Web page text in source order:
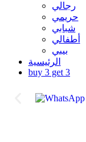
رجالي
حريمي
شبابي
أطفالي
بيبي
الرئيسية
buy 3 get 3